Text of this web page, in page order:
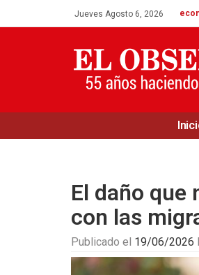
Jueves Agosto 6, 2026
El daño que
con las
Publicado el 19/06/2026